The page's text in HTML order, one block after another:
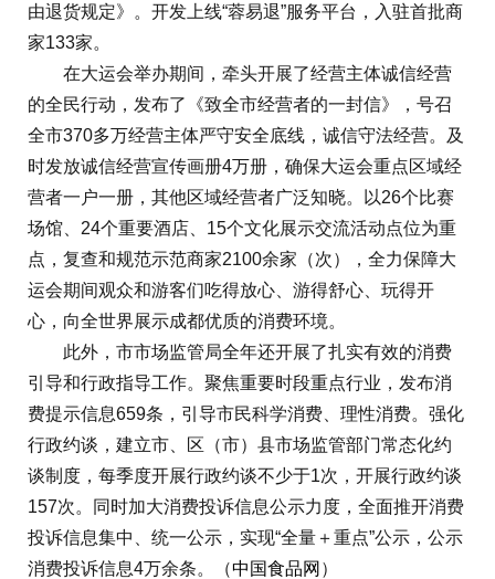
由退货规定》。开发上线“蓉易退”服务平台，入驻首批商
家133家。
在大运会举办期间，牵头开展了经营主体诚信经营
的全民行动，发布了《致全市经营者的一封信》，号召
全市370多万经营主体严守安全底线，诚信守法经营。及
时发放诚信经营宣传画册4万册，确保大运会重点区域经
营者一户一册，其他区域经营者广泛知晓。以26个比赛
场馆、24个重要酒店、15个文化展示交流活动点位为重
点，复查和规范示范商家2100余家（次），全力保障大
运会期间观众和游客们吃得放心、游得舒心、玩得开
心，向全世界展示成都优质的消费环境。
此外，市市场监管局全年还开展了扎实有效的消费
引导和行政指导工作。聚焦重要时段重点行业，发布消
费提示信息659条，引导市民科学消费、理性消费。强化
行政约谈，建立市、区（市）县市场监管部门常态化约
谈制度，每季度开展行政约谈不少于1次，开展行政约谈
157次。同时加大消费投诉信息公示力度，全面推开消费
投诉信息集中、统一公示，实现“全量＋重点”公示，公示
消费投诉信息4万余条。（中国食品网 ）